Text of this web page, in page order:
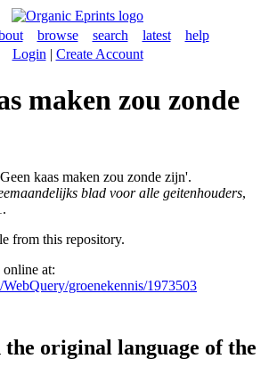
browse search latest
help
Login | Create Account
maken zou zonde
kaas maken zou zonde zijn'.
blad voor alle geitenhouders,
from this repository.
at:
groenekennis/1973503
original language of the